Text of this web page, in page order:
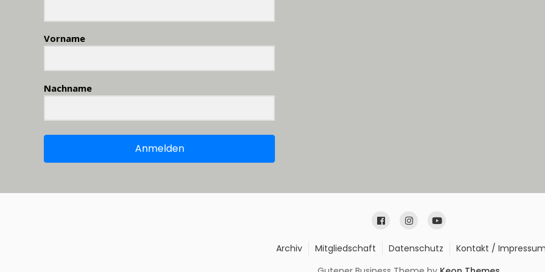
Vorname
Nachname
Anmelden
Archiv Mitgliedschaft Datenschutz
Kontakt /